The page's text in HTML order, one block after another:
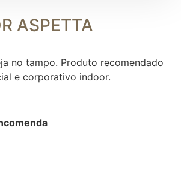
ASPETTA
no tampo. Produto recomendado
e corporativo indoor.